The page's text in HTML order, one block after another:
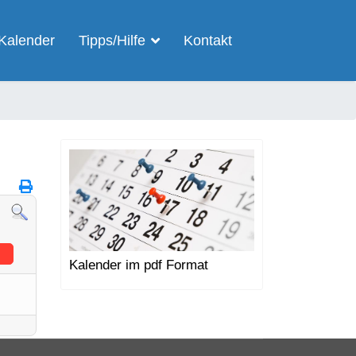
Tipps/Hilfe Kontakt
Kalender im pdf Format